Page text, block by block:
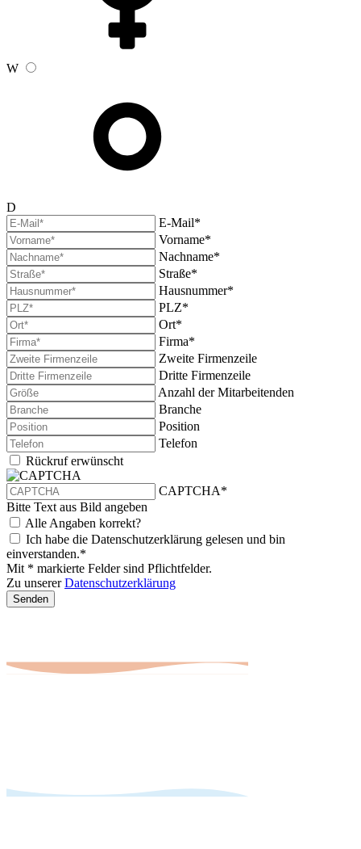
W
D
E-Mail*
Vorname*
Nachname*
Straße*
Hausnummer*
PLZ*
Ort*
Firma*
Zweite Firmenzeile
Dritte Firmenzeile
Anzahl der Mitarbeitenden
Branche
Position
Telefon
Rückruf erwünscht
CAPTCHA*
Bitte Text aus Bild angeben
Alle Angaben korrekt?
Ich habe die Datenschutzerklärung gelesen und bin
einverstanden.*
Mit * markierte Felder sind Pflichtfelder.
Zu unsererDatenschutzerklärung
Senden